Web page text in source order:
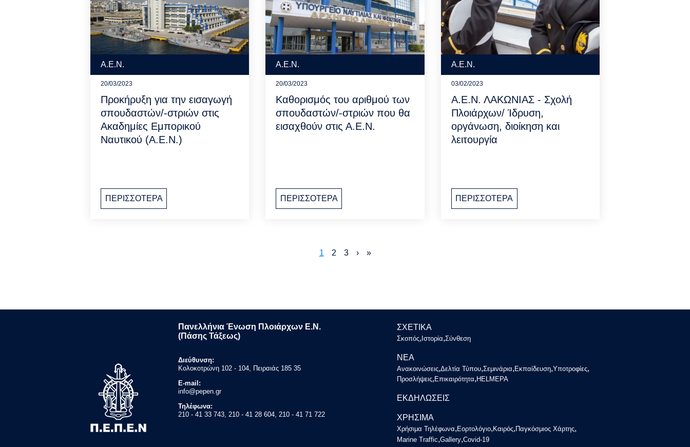
Α.Ε.Ν.
20/03/2023
Προκήρυξη για την εισαγωγή
σπουδαστών/-στριών στις
Ακαδημίες Εμπορικού
Ναυτικού (Α.Ε.Ν.)
ΠΕΡΙΣΣΟΤΕΡΑ
Α.Ε.Ν.
20/03/2023
Καθορισμός του αριθμού των
σπουδαστών/-στριών που θα
εισαχθούν στις Α.Ε.Ν.
ΠΕΡΙΣΣΟΤΕΡΑ
Α.Ε.Ν.
03/02/2023
Α.Ε.Ν. ΛΑΚΩΝΙΑΣ - Σχολή
Πλοιάρχων/ Ίδρυση,
οργάνωση, διοίκηση και
λειτουργία
ΠΕΡΙΣΣΟΤΕΡΑ
Current
1 Page
2 Page
3
Next
›
Last
»
Πανελλήνια Ένωση Πλοιάρχων Ε.Ν.
(Πάσης Τάξεως)
Διεύθυνση:
Κολοκοτρώνη 102 - 104, Πειραιάς 185 35
E-mail:
info@pepen.gr
Τηλέφωνα:
210 - 41 33 743, 210 - 41 28 604, 210 - 41 71 722
ΣΧΕΤΙΚΑ
Σκοπός, Ιστορία,Σύνθεση
ΝΕΑ
Ανακοινώσεις,Δελτία Τύπου,Σεμινάρια,Εκπαίδευση,Υποτροφίες,
Προσλήψεις, Επικαιρότητα, HELMEPA
ΕΚΔΗΛΩΣΕΙΣ
ΧΡΗΣΙΜΑ
Χρήσιμα Τηλέφωνα, Εορτολόγιο, Καιρός, Παγκόσμιος Χάρτης,
Marine Traffic,Gallery,Covid-19